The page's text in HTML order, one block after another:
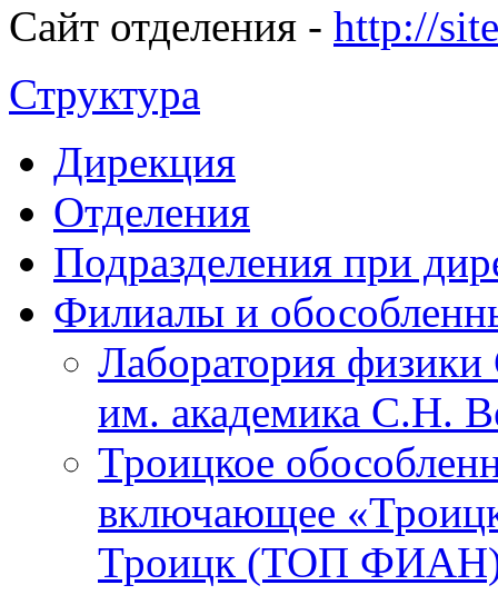
Сайт отделения - http://
Структура
Дирекция
Отделения
Подразделения при
Филиалы и
Лаборатория
им. академика С.Н.
Троицкое
включающее
Троицк (ТОП